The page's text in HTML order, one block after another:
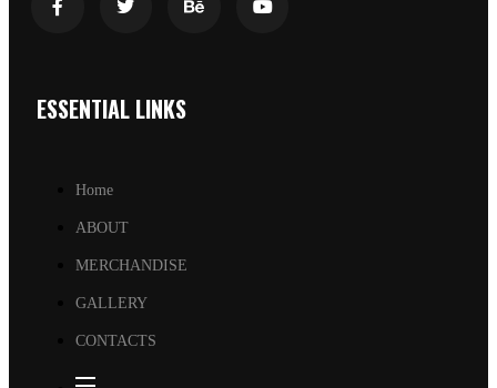
ESSENTIAL LINKS
Home
ABOUT
MERCHANDISE
GALLERY
CONTACTS